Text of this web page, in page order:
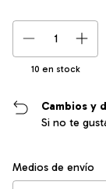
10 en stock
Cambios y
Si no te
Entregas para el CP:
Medios de envío